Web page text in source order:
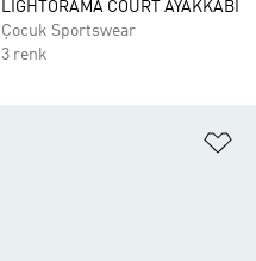
LIGHTORAMA COURT AYAKKABI
Çocuk Sportswear
3 renk